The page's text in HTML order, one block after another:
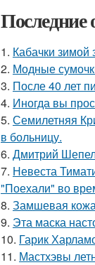
Последние
1. Кабачки зимой
2. Модные
3. После 40 лет
4. Иногда вы
5. Семилетняя
в больницу.
6. Дмитрий
7. Невеста
"Поехали" во
8. Замшевая кожа
9. Эта маска
10. Гарик
11. Мастхэвы